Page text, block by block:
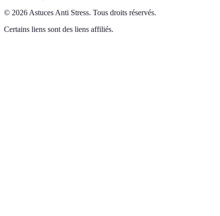
© 2026 Astuces Anti Stress. Tous droits réservés.
Certains liens sont des liens affiliés.